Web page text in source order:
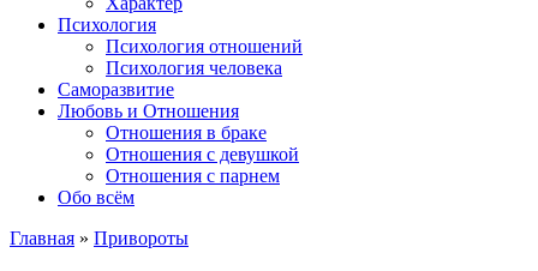
Психология
Психология отношений
Психология человека
Саморазвитие
Любовь и Отношения
Отношения в браке
Отношения с девушкой
Отношения с парнем
Обо всём
Главная » Привороты